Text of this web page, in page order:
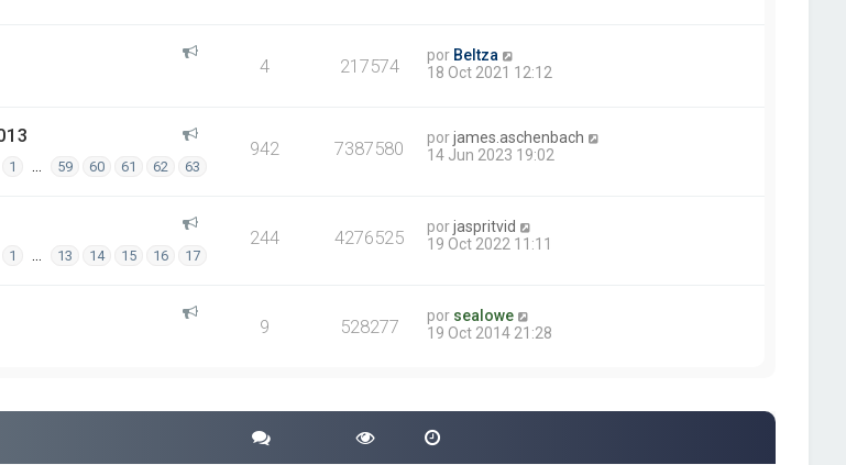
4 217574 por Beltza
18 Oct 2021 12:12
1 … 59 60 61 62 63
942 7387580 porjames.aschenbach
14 Jun 2023 19:02
1 … 13 14 15 16 17
244 4276525 porjaspritvid
19 Oct 2022 11:11
9 528277 por sealowe
19 Oct 2014 21:28